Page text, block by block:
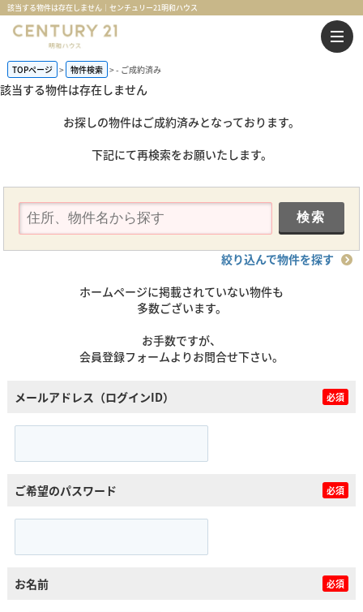
該当する物件は存在しません｜センチュリー21明和ハウス
TOPページ 物件検索 - ご成約済み
該当する物件は存在しません
お探しの物件はご成約済みとなっております。
下記にて再検索をお願いたします。
絞り込んで物件を探す
ホームページに掲載されていない物件も
多数ございます。
お手数ですが、
会員登録フォームよりお問合せ下さい。
メールアドレス（ログインID） 必須
ご希望のパスワード 必須
お名前 必須